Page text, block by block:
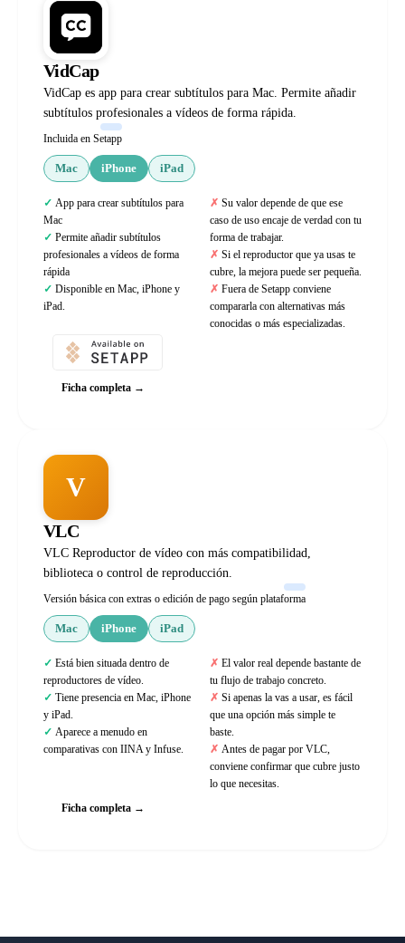
VidCap
VidCap es app para crear subtítulos para Mac. Permite añadir
subtítulos profesionales a vídeos de forma rápida.
Incluida en Setapp
Mac iPhone iPad
App para crear subtítulos para
Mac
Permite añadir subtítulos
profesionales a vídeos de forma
rápida
Disponible en Mac, iPhone y
iPad.
Su valor depende de que ese
caso de uso encaje de verdad con tu
forma de trabajar.
Si el reproductor que ya usas te
cubre, la mejora puede ser pequeña.
Fuera de Setapp conviene
compararla con alternativas más
conocidas o más especializadas.
Ficha completa →
V
VLC
VLC Reproductor de vídeo con más compatibilidad,
biblioteca o control de reproducción.
Versión básica con extras o edición de pago según plataforma
Mac iPhone iPad
Está bien situada dentro de
reproductores de vídeo.
Tiene presencia en Mac, iPhone
y iPad.
Aparece a menudo en
comparativas con IINA y Infuse.
El valor real depende bastante de
tu flujo de trabajo concreto.
Si apenas la vas a usar, es fácil
que una opción más simple te
baste.
Antes de pagar por VLC,
conviene confirmar que cubre justo
lo que necesitas.
Ficha completa →